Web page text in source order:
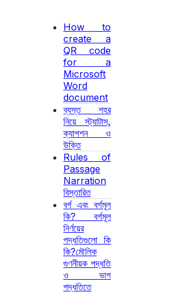
How to
create a
QR code
for a
Microsoft
Word
document
ব্যস্ত শহর
নিয়ে স্ট্যাটাস,
ক্যাপশন ও
উক্তি
Rules of
Passage
Narration
বিস্তারিত
বর্গ এবং বর্গমূল
কি? বর্গমূল
নির্ণয়ের
পদ্ধতিগুলো কি
কি?মৌলিক
গুণনীয়ক পদ্ধতি
ও ভাগ
পদ্ধতিতে